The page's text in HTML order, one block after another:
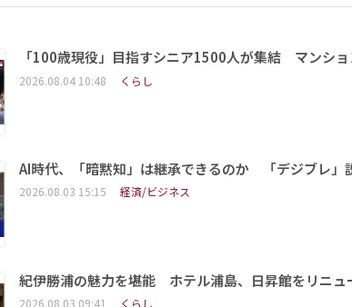
「100歳現役」目指すシニア1500人が集結 マンシ
2026.08.04 10:48 くらし
AI時代、「暗黙知」は継承できるのか 「デジブレ」
2026.08.03 15:15 経済/ビジネス
紀伊勝浦の魅力を堪能 ホテル浦島、日昇館をリニュ
2026.08.03 09:41 くらし